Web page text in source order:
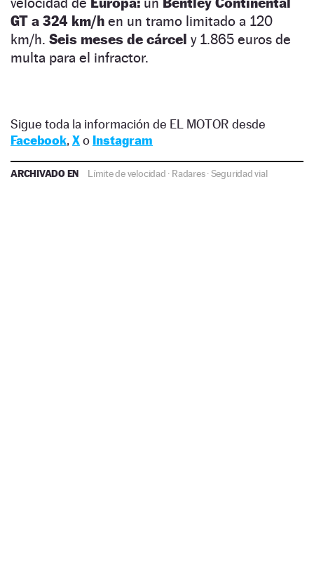
GT a 324 km/h en un tramo limitado a 120
km/h. Seis meses de cárcel y 1.865 euros de
multa para el infractor.
Sigue toda la información de EL MOTOR desde
Facebook, Xo Instagram
ARCHIVADO EN Límite de velocidad · Radares·Seguridad vial